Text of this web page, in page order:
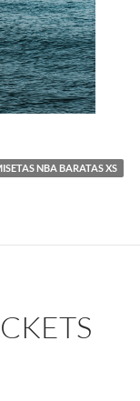
NBA BARATAS XS